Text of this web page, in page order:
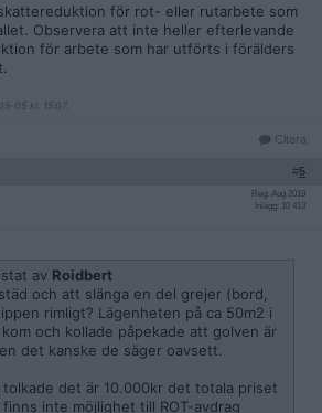
för rot- eller rutarbete som
Observera att inte heller efterlevande
för arbete som har utförts i förälders
05 kl. 15:07.
Citera
#5
Reg: Aug 2019
Inlägg: 10 413
av Roidbert
och att slänga en del grejer (bord,
rimligt? Lägenheten på ca 50m2 i
och kollade påpekade att golven är
det kanske de säger oavsett.
tolkade det är 10.000kr det totala priset
inte möjlighet till ROT-avdrag